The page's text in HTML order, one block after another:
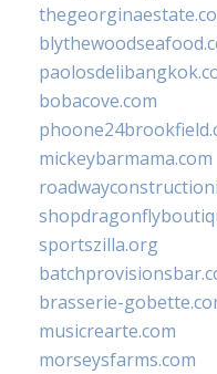
bobacove.com
mickeybarmama.com
sportszilla.org
brasserie-
musicrearte.com
morseysfarms.com